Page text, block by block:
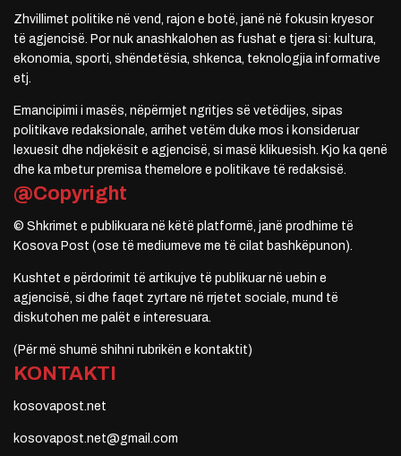
Zhvillimet politike në vend, rajon e botë, janë në fokusin kryesor
të agjencisë. Por nuk anashkalohen as fushat e tjera si: kultura,
ekonomia, sporti, shëndetësia, shkenca, teknologjia informative
etj.
Emancipimi i masës, nëpërmjet ngritjes së vetëdijes, sipas
politikave redaksionale, arrihet vetëm duke mos i konsideruar
lexuesit dhe ndjekësit e agjencisë, si masë klikuesish. Kjo ka qenë
dhe ka mbetur premisa themelore e politikave të redaksisë.
@Copyright
© Shkrimet e publikuara në këtë platformë, janë prodhime të
Kosova Post (ose të mediumeve me të cilat bashkëpunon).
Kushtet e përdorimit të artikujve të publikuar në uebin e
agjencisë, si dhe faqet zyrtare në rrjetet sociale, mund të
diskutohen me palët e interesuara.
(Për më shumë shihni rubrikën e kontaktit)
KONTAKTI
kosovapost.net
kosovapost.net@gmail.com